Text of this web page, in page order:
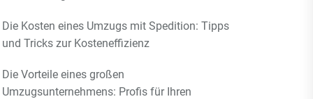
Die Kosten eines Umzugs mit Spedition: Tipps
und Tricks zur Kosteneffizienz
Die Vorteile eines großen
Umzugsunternehmens: Profis für Ihren